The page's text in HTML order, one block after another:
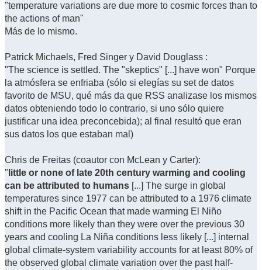
"temperature variations are due more to cosmic forces than to
the actions of man"
Más de lo mismo.
Patrick Michaels, Fred Singer y David Douglass :
"The science is settled. The "skeptics" [...] have won" Porque
la atmósfera se enfriaba (sólo si elegías su set de datos
favorito de MSU, qué más da que RSS analizase los mismos
datos obteniendo todo lo contrario, si uno sólo quiere
justificar una idea preconcebida); al final resultó que eran
sus datos los que estaban mal)
Chris de Freitas (coautor con McLean y Carter):
" little or none of late 20th century warming and cooling
can be attributed to humans [...] The surge in global
temperatures since 1977 can be attributed to a 1976 climate
shift in the Pacific Ocean that made warming El Niño
conditions more likely than they were over the previous 30
years and cooling La Niña conditions less likely [...] internal
global climate-system variability accounts for at least 80% of
the observed global climate variation over the past half-